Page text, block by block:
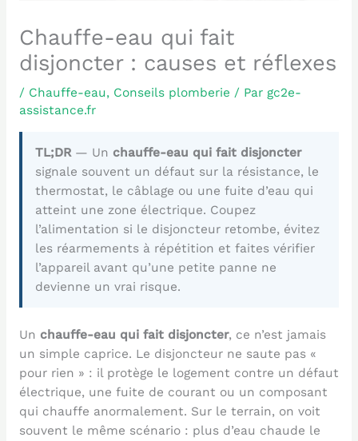
Chauffe-eau qui fait
disjoncter : causes et réflexes
/ Chauffe-eau, Conseils plomberie / Par gc2e-
assistance.fr
TL;DR— Un chauffe-eau qui fait disjoncter
signale souvent un défaut sur la résistance, le
thermostat, le câblage ou une fuite d’eau qui
atteint une zone électrique. Coupez
l’alimentation si le disjoncteur retombe, évitez
les réarmements à répétition et faites vérifier
l’appareil avant qu’une petite panne ne
devienne un vrai risque.
Un chauffe-eau qui fait disjoncter, ce n’est jamais
un simple caprice. Le disjoncteur ne saute pas «
pour rien » : il protège le logement contre un défaut
électrique, une fuite de courant ou un composant
qui chauffe anormalement. Sur le terrain, on voit
souvent le même scénario : plus d’eau chaude le